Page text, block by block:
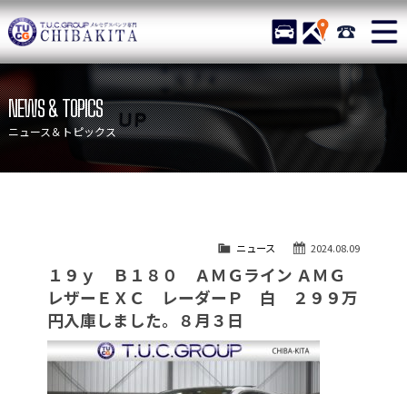
TUCグループ メルセデスベ
STOCK ACCESS 043-
ニュース
在庫リスト
目玉車両一覧
保証＆サービス
アクセスマップ
自動車保険
TUCとは？
リクルート
納車blog
会社概要
NEWS & TOPICS
ニュース＆トピックス
2024.08.09
ニュース
１９ｙ Ｂ１８０ ＡＭＧライン ＡＭＧ
レザーＥＸＣ レーダーＰ 白 ２９９万
円入庫しました。８月３日